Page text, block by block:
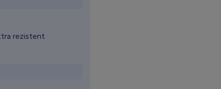
rezistent